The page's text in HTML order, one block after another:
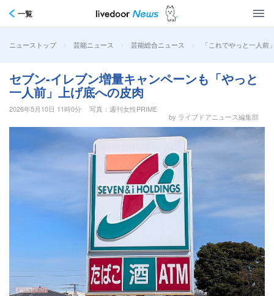
一覧
ニューストップ > 芸能ニュース > 芸能総合ニュース > 「これでやっと一人
セブン-イレブン増量キャンペーンも「やっと
一人前」上げ底への皮肉
2026年5月10日 11時0分
写真：週刊女性PRIME
by ライブドアニュース編集部